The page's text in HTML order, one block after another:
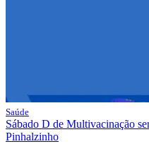
Saúde
Sábado D de Multivacinação
Pinhalzinho